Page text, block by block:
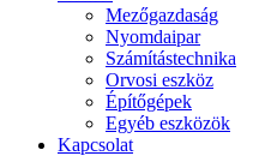
Mezőgazdaság
Nyomdaipar
Számítástechnika
Orvosi eszköz
Építőgépek
Egyéb eszközök
Kapcsolat